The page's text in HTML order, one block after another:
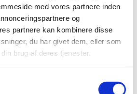
med vores partnere inden
og
partnere kan kombinere disse
du har givet dem, eller som
brug af deres tjenester.
for Palæstina-
Røde Kors Komité
af Røde Kors Selskaber
Facilitet for